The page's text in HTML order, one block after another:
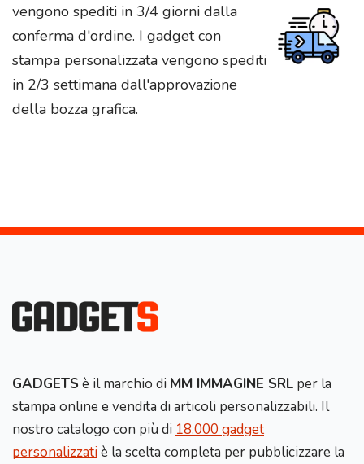
vengono spediti in 3/4 giorni dalla
conferma d'ordine. I gadget con
stampa personalizzata vengono spediti
in 2/3 settimana dall'approvazione
della bozza grafica.
GADGETS è il marchio di MM IMMAGINE SRL per la
stampa online e vendita di articoli personalizzabili. Il
nostro catalogo con più di 18.000 gadget
personalizzatiè la scelta completa per pubblicizzare la